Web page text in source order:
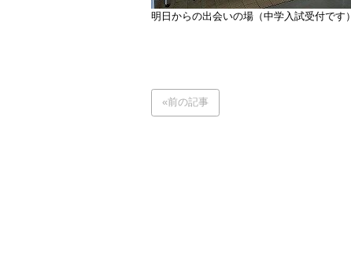
明日からの出会いの場（中学入試受付です）
«前の記事